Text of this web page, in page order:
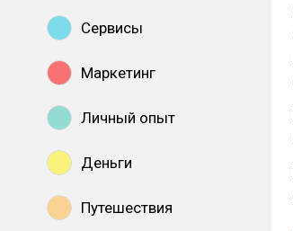
Сервисы
Маркетинг
Личный опыт
Деньги
Путешествия